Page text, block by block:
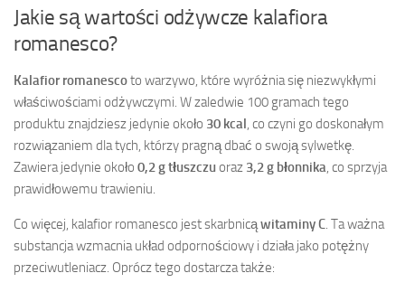
Jakie są wartości odżywcze kalafiora
romanesco?
Kalafior romanescoto warzywo, które wyróżnia się niezwykłymi
właściwościami odżywczymi. W zaledwie 100 gramach tego
produktu znajdziesz jedynie około 30 kcal, co czyni go doskonałym
rozwiązaniem dla tych, którzy pragną dbać o swoją sylwetkę.
Zawiera jedynie około 0,2 g tłuszczuoraz 3,2 g błonnika, co sprzyja
prawidłowemu trawieniu.
Co więcej, kalafior romanesco jest skarbnicąwitaminy C. Ta ważna
substancja wzmacnia układ odpornościowy i działa jako potężny
przeciwutleniacz. Oprócz tego dostarcza także: